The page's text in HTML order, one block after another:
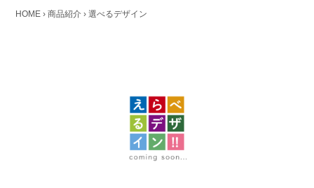
HOME ›商品紹介 ›選べるデザイン